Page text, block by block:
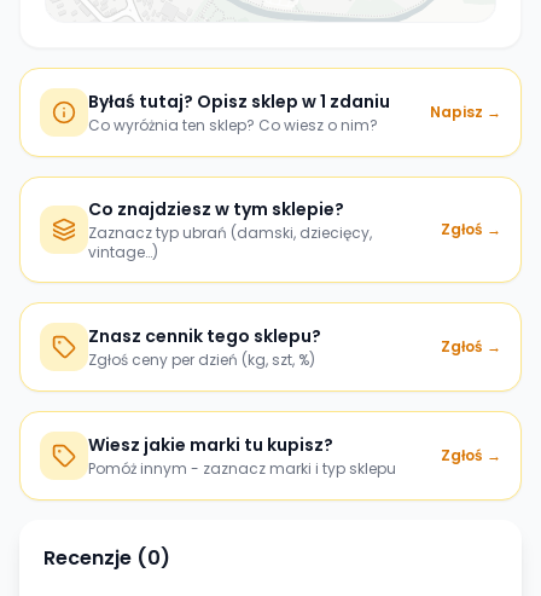
Byłaś tutaj? Opisz sklep w 1 zdaniu
Co wyróżnia ten sklep? Co wiesz o nim?
Napisz →
Co znajdziesz w tym sklepie?
Zaznacz typ ubrań (damski, dziecięcy,
vintage…)
Zgłoś →
Znasz cennik tego sklepu?
Zgłoś ceny per dzień (kg, szt, %)
Zgłoś →
Wiesz jakie marki tu kupisz?
Pomóż innym - zaznacz marki i typ sklepu
Zgłoś →
Recenzje (0)